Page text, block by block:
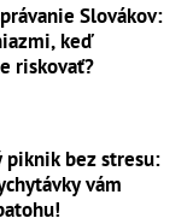
Slovákov:
keď
riskovať?
piknik bez stresu:
vám